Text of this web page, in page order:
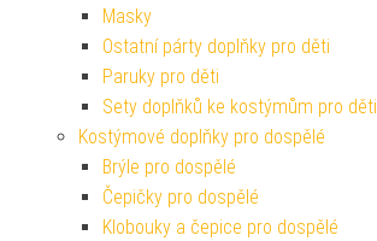
Masky
Ostatní párty doplňky pro děti
Paruky pro děti
Sety doplňků ke kostýmům pro děti
Kostýmové doplňky pro dospělé
Brýle pro dospělé
Čepičky pro dospělé
Klobouky a čepice pro dospělé